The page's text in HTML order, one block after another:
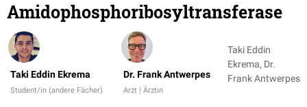
Amidophosphoribosyltransferase
Taki Eddin Ekrema
Student/in (andere Fächer)
Dr. Frank Antwerpes
Arzt | Ärztin
Taki Eddin
Ekrema, Dr.
Frank Antwerpes